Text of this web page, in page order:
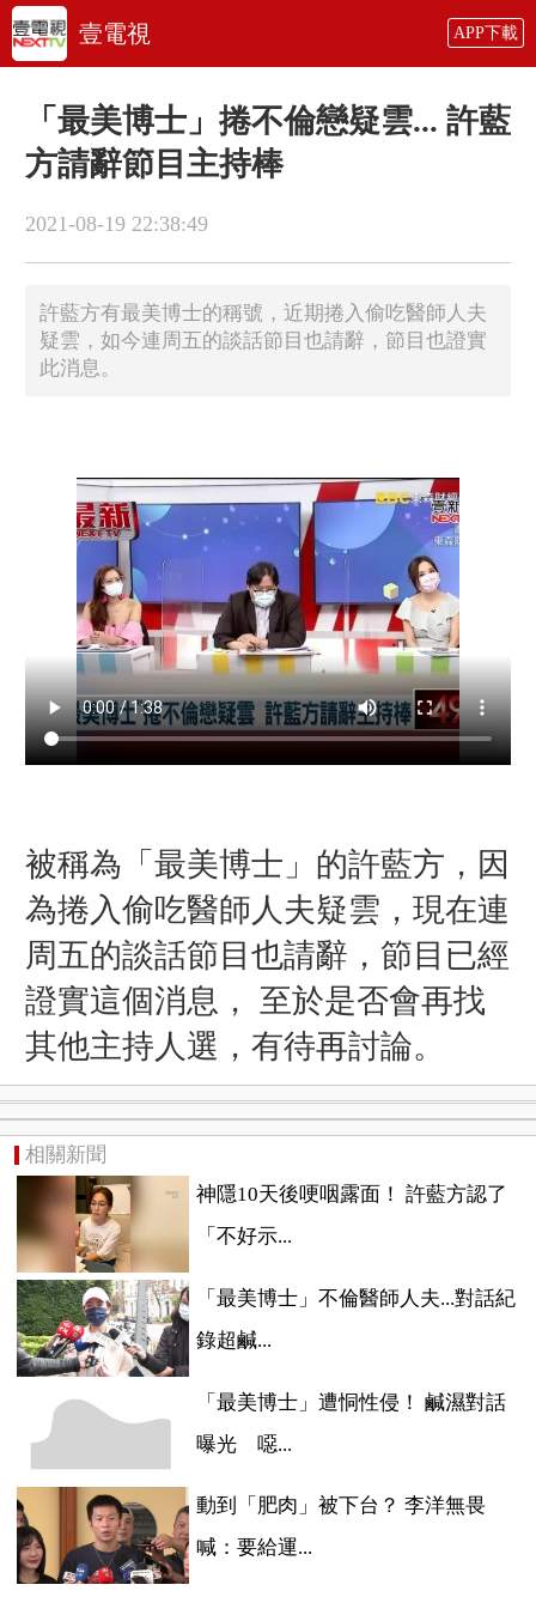
壹電視 APP下載
「最美博士」捲不倫戀疑雲... 許藍
方請辭節目主持棒
2021-08-19 22:38:49
許藍方有最美博士的稱號，近期捲入偷吃醫師人夫
疑雲，如今連周五的談話節目也請辭，節目也證實
此消息。
被稱為「最美博士」的許藍方，因
為捲入偷吃醫師人夫疑雲，現在連
周五的談話節目也請辭，節目已經
證實這個消息， 至於是否會再找
其他主持人選，有待再討論。
相關新聞
神隱10天後哽咽露面！ 許藍方認了
「不好示...
「最美博士」不倫醫師人夫...對話紀
錄超鹹...
「最美博士」遭恫性侵！ 鹹濕對話
曝光 噁...
動到「肥肉」被下台？ 李洋無畏
喊：要給運...